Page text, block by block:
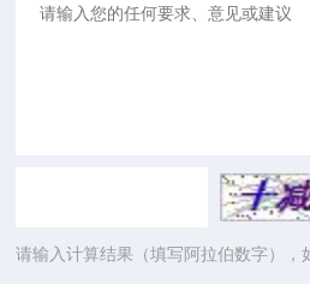
请输入计算结果（填写阿拉伯数字），